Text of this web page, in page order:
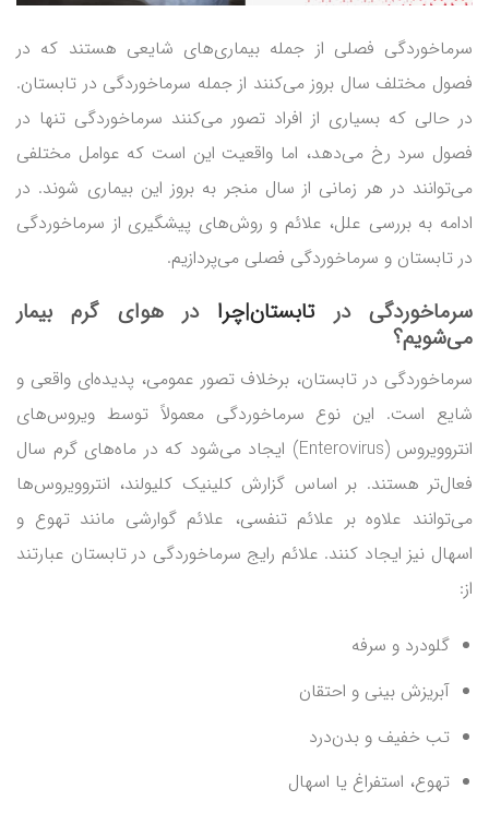
سرماخوردگی فصلی از جمله بیماری‌های شایعی هستند که در
فصول مختلف سال بروز می‌کنند از جمله سرماخوردگی در تابستان.
در حالی که بسیاری از افراد تصور می‌کنند سرماخوردگی تنها در
فصول سرد رخ می‌دهد، اما واقعیت این است که عوامل مختلفی
می‌توانند در هر زمانی از سال منجر به بروز این بیماری شوند. در
ادامه به بررسی علل، علائم و روش‌های پیشگیری از سرماخوردگی
در تابستان و سرماخوردگی فصلی می‌پردازیم.
سرماخوردگی درتابستان|چرادر هوای گرم بیمار
می‌شویم؟
سرماخوردگی در تابستان، برخلاف تصور عمومی، پدیده‌ای واقعی و
شایع است. این نوع سرماخوردگی معمولاً توسط ویروس‌های
انتروویروس (Enterovirus) ایجاد می‌شود که در ماه‌های گرم سال
فعال‌تر هستند. بر اساس گزارش کلینیک کلیولند، انتروویروس‌ها
می‌توانند علاوه بر علائم تنفسی، علائم گوارشی مانند تهوع و
اسهال نیز ایجاد کنند. علائم رایج سرماخوردگی در تابستان عبارتند
از:
گلودرد و سرفه
آبریزش بینی و احتقان
تب خفیف و بدن‌درد
تهوع، استفراغ یا اسهال